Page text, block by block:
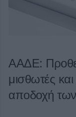
ΑΑΔΕ:
μισθωτές και
αποδοχή